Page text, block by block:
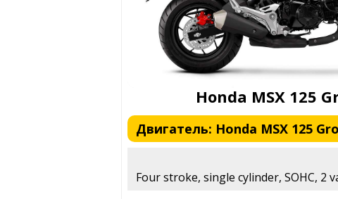
Honda MSX 125
Двигатель: Honda MSX 125
Four stroke, single cylinder, SOHC, 2